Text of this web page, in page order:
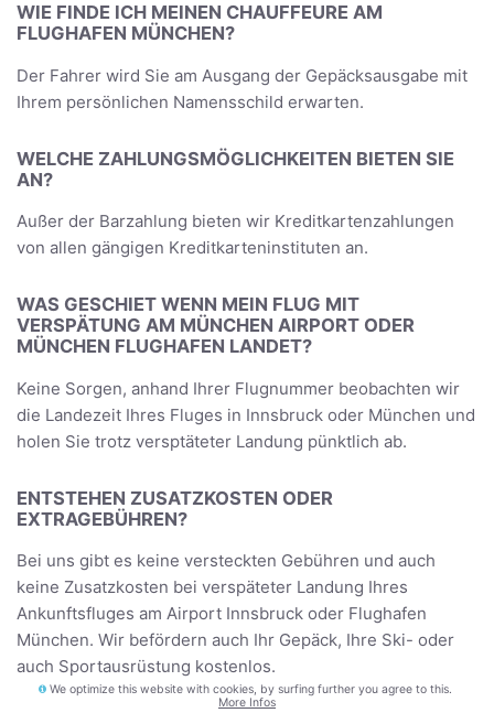
WIE FINDE ICH MEINEN CHAUFFEURE AM
FLUGHAFEN MÜNCHEN?
Der Fahrer wird Sie am Ausgang der Gepäcksausgabe mit
Ihrem persönlichen Namensschild erwarten.
WELCHE ZAHLUNGSMÖGLICHKEITEN BIETEN SIE
AN?
Außer der Barzahlung bieten wir Kreditkartenzahlungen
von allen gängigen Kreditkarteninstituten an.
WAS GESCHIET WENN MEIN FLUG MIT
VERSPÄTUNG AM MÜNCHEN AIRPORT ODER
MÜNCHEN FLUGHAFEN LANDET?
Keine Sorgen, anhand Ihrer Flugnummer beobachten wir
die Landezeit Ihres Fluges in Innsbruck oder München und
holen Sie trotz versptäteter Landung pünktlich ab.
ENTSTEHEN ZUSATZKOSTEN ODER
EXTRAGEBÜHREN?
Bei uns gibt es keine versteckten Gebühren und auch
keine Zusatzkosten bei verspäteter Landung Ihres
Ankunftsfluges am Airport Innsbruck oder Flughafen
München. Wir befördern auch Ihr Gepäck, Ihre Ski- oder
auch Sportausrüstung kostenlos.
We optimize this website with cookies, by surfing further you agree to this.
More Infos